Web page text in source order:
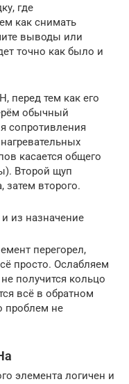
где
как снимать
выводы или
точно как было и
перед тем как его
обычный
сопротивления
касается общего
Второй щуп
затем второго.
из назначение
перегорел,
просто. Ослабляем
получится кольцо
всё в обратном
проблем не
элемента логичен и